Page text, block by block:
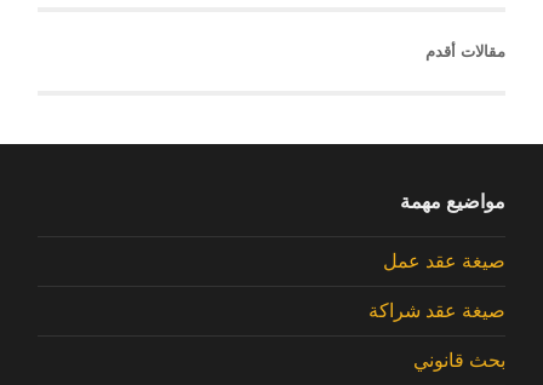
مقالات أقدم
مواضيع مهمة
صيغة عقد عمل
صيغة عقد شراكة
بحث قانوني